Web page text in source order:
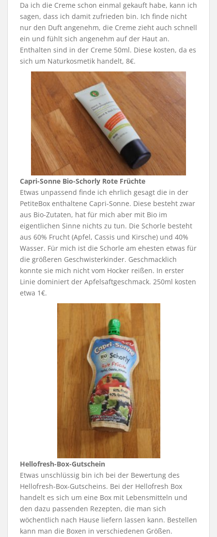
Da ich die Creme schon einmal gekauft habe, kann ich
sagen, dass ich damit zufrieden bin. Ich finde nicht
nur den Duft angenehm, die Creme zieht auch schnell
ein und fühlt sich angenehm auf der Haut an.
Enthalten sind in der Creme 50ml. Diese kosten, da es
sich um Naturkosmetik handelt, 8€.
Capri-Sonne Bio-Schorly Rote Früchte
Etwas unpassend finde ich ehrlich gesagt die in der
PetiteBox enthaltene Capri-Sonne. Diese besteht zwar
aus Bio-Zutaten, hat für mich aber mit Bio im
eigentlichen Sinne nichts zu tun. Die Schorle besteht
aus 60% Frucht (Apfel, Cassis und Kirsche) und 40%
Wasser. Für mich ist die Schorle am ehesten etwas für
die größeren Geschwisterkinder. Geschmacklich
konnte sie mich nicht vom Hocker reißen. In erster
Linie dominiert der Apfelsaftgeschmack. 250ml kosten
etwa 1€.
Hellofresh-Box-Gutschein
Etwas unschlüssig bin ich bei der Bewertung des
Hellofresh-Box-Gutscheins. Bei der Hellofresh Box
handelt es sich um eine Box mit Lebensmitteln und
den dazu passenden Rezepten, die man sich
wöchentlich nach Hause liefern lassen kann. Bestellen
kann man die Boxen in verschiedenen Größen.